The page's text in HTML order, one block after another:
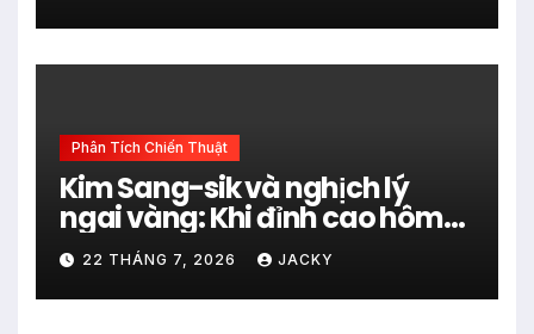
Phân Tích Chiến Thuật
Kim Sang-sik và nghịch lý
ngai vàng: Khi đỉnh cao hôm
qua trở thành gánh nặng hôm
nay
22 THÁNG 7, 2026 JACKY